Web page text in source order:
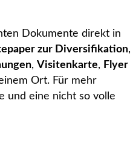
Dokumente direkt in
zur Diversifikation,
, Visitenkarte, Flyer
Ort. Für mehr
und eine nicht so volle